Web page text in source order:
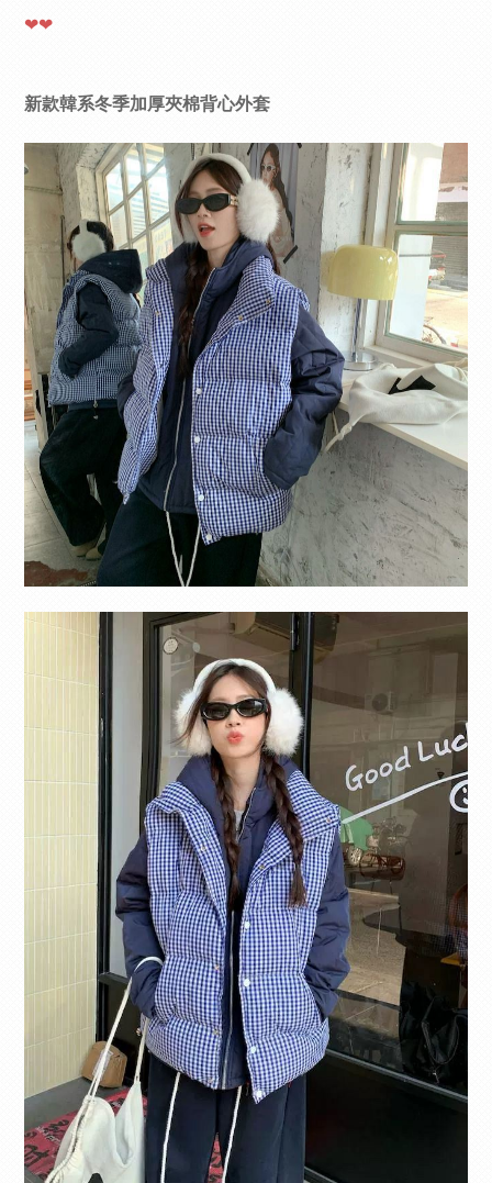
❤❤
新款韓系冬季加厚夾棉背心外套